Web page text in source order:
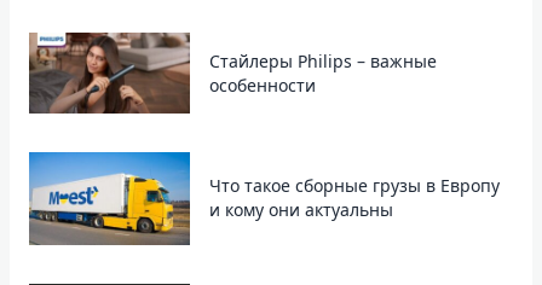
Стайлеры Philips – важные
особенности
Что такое сборные грузы в Европу
и кому они актуальны